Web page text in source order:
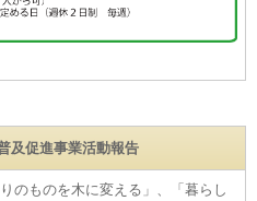
及促進事業活動報告
のものを⽊に変える」、「暮らし